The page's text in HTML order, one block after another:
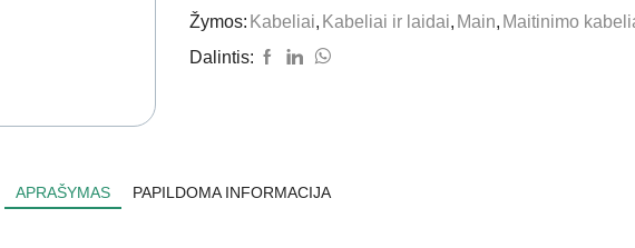
Žymos: Kabeliai, Kabeliai ir laidai, Main, Maitinimo
Dalintis:
APRAŠYMAS PAPILDOMA INFORMACIJA